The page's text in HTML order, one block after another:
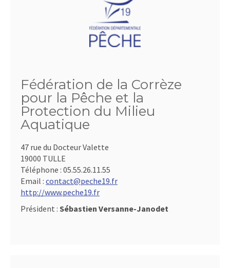
Fédération de la Corrèze
pour la Pêche et la
Protection du Milieu
Aquatique
47 rue du Docteur Valette
19000 TULLE
Téléphone : 05.55.26.11.55
Email : contact@peche19.fr
http://www.peche19.fr
Président : Sébastien Versanne-Janodet